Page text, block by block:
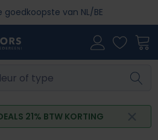
goedkoopste van NL/BE
21% BTW KORTING